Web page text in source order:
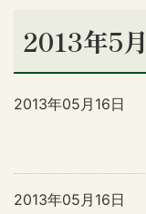
2013年5月
2013年05月16日
2013年05月16日